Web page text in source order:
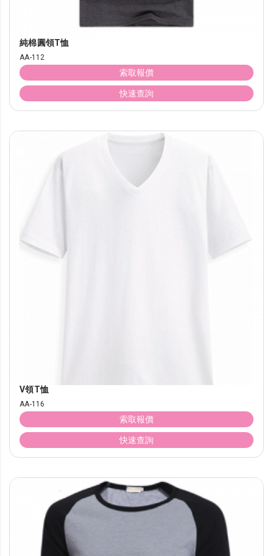
純棉圓領T恤
AA-112
索取報價
快速查詢
V領T恤
AA-116
索取報價
快速查詢